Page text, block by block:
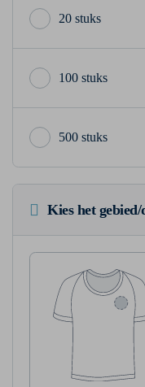
20 stuks
100 stuks
500 stuks
Kies het gebied/